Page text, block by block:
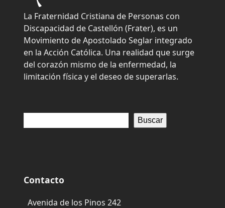
La Fraternidad Cristiana de Personas con
Discapacidad de Castellón (Frater), es un
Movimiento de Apostolado Seglar integrado
en la Acción Católica. Una realidad que surge
del corazón mismo de la enfermedad, la
limitación física y el deseo de superarlas.
Buscar
Contacto
Avenida de los Pinos 242